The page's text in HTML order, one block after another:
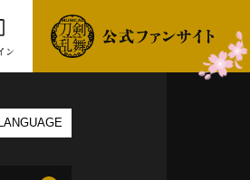
ン
LANGUAGE